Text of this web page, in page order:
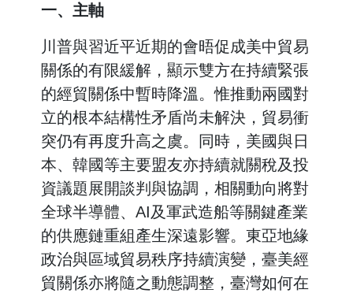
一、主軸
川普與習近平近期的會晤促成美中貿易
關係的有限緩解，顯示雙方在持續緊張
的經貿關係中暫時降溫。惟推動兩國對
立的根本結構性矛盾尚未解決，貿易衝
突仍有再度升高之虞。同時，美國與日
本、韓國等主要盟友亦持續就關稅及投
資議題展開談判與協調，相關動向將對
全球半導體、AI及軍武造船等關鍵產業
的供應鏈重組產生深遠影響。東亞地緣
政治與區域貿易秩序持續演變，臺美經
貿關係亦將隨之動態調整，臺灣如何在